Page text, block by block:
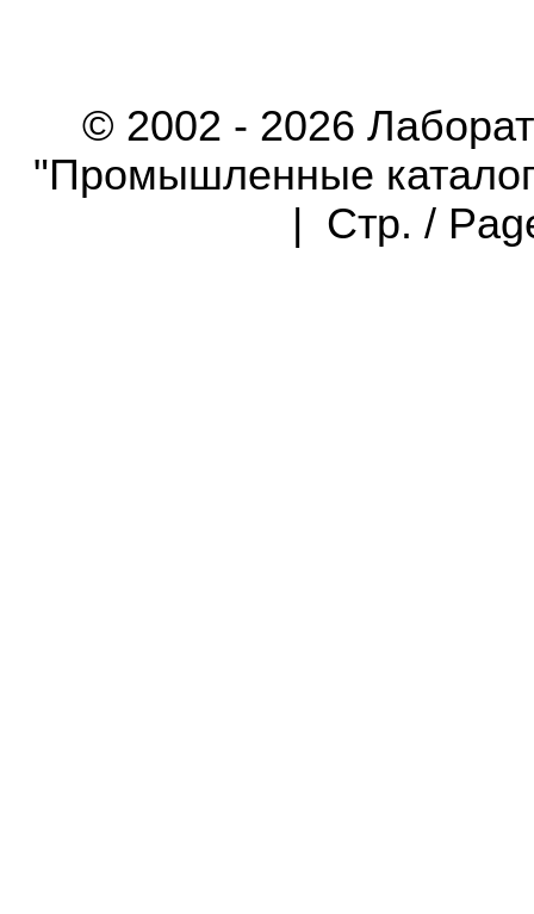
© 2002 - 2026
"Промышленные
| Стр. /